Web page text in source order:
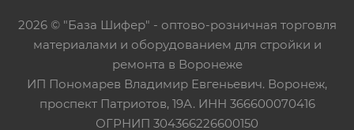
2026 © "База Шифер" - оптово-розничная торговля
материалами и оборудованием для стройки и
ремонта в Воронеже
ИП Пономарев Владимир Евгеньевич. Воронеж,
проспект Патриотов, 19А. ИНН 366600070416
ОГРНИП 304366226600150